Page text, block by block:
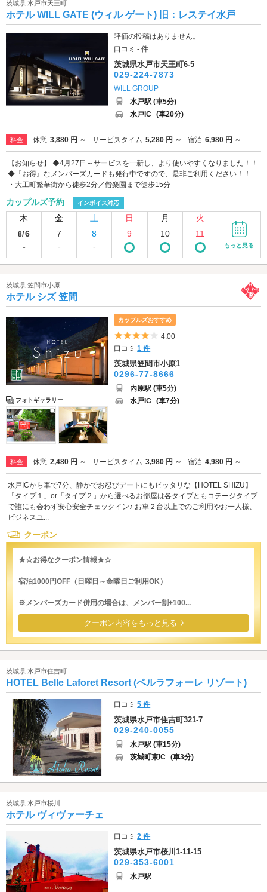
茨城県 水戸市天王町
ホテル WILL GATE (ウィル ゲート) 旧：レステイ水戸
評価の投稿はありません。
口コミ - 件
茨城県水戸市天王町6-5
029-224-7873
WILL GROUP
水戸駅 (車5分)
水戸IC (車20分)
料金 休憩 3,880 円 ～ サービスタイム 5,280 円 ～ 宿泊 6,980 円 ～
【お知らせ】 ◆4月27日～サービスを一新し、より使いやすくなりました！！
◆『お得』なメンバーズカードも発行中ですので、是非ご利用ください！！
・大工町繁華街から徒歩2分／偕楽園まで徒歩15分
カップルズ予約 インボイス対応
木 金 土 日 月 火
8/6
-
7
-
8
-
9 10 11
もっと見る
茨城県 笠間市小原
ホテル シズ 笠間
フォトギャラリー
カップルズおすすめ
5つ星のうち4
4.00
口コミ1 件
茨城県笠間市小原1
0296-77-8666
内原駅 (車5分)
水戸IC (車7分)
料金 休憩 2,480 円 ～ サービスタイム 3,980 円 ～ 宿泊 4,980 円 ～
水戸ICから車で7分、静かでお忍びデートにもピッタリな【HOTEL SHIZU】
「タイプ１」or「タイプ２」から選べるお部屋は各タイプともコテージタイプ
で誰にも会わず安心安全チェックイン♪ お車２台以上でのご利用やお一人様、
ビジネスユ...
クーポン
★☆お得なクーポン情報★☆
宿泊1000円OFF（日曜日～金曜日ご利用OK）
※メンバーズカード併用の場合は、メンバー割+100...
クーポン内容をもっと見る
茨城県 水戸市住吉町
HOTEL Belle Laforet Resort (ベルラフォーレ リゾート)
口コミ5 件
茨城県水戸市住吉町321-7
029-240-0055
水戸駅 (車15分)
茨城町東IC (車3分)
茨城県 水戸市桜川
ホテル ヴィヴァーチェ
口コミ2 件
茨城県水戸市桜川1-11-15
029-353-6001
水戸駅